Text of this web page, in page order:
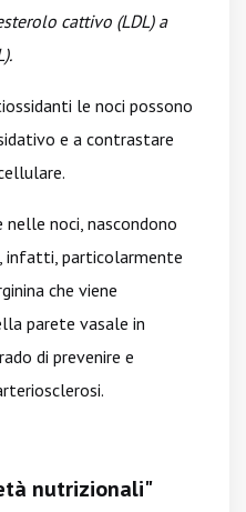
cattivo (LDL) a
le noci possono
e a contrastare
noci, nascondono
infatti, particolarmente
che viene
parete vasale in
di prevenire e
nutrizionali"